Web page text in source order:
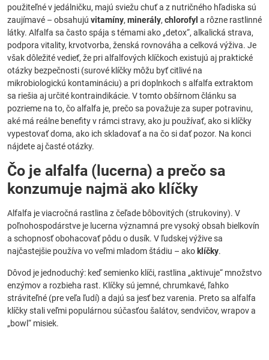
použiteľné v jedálničku, majú sviežu chuť a z nutričného hľadiska sú
zaujímavé – obsahujú vitamíny, minerály, chlorofyl a rôzne rastlinné
látky. Alfalfa sa často spája s témami ako „detox“, alkalická strava,
podpora vitality, krvotvorba, ženská rovnováha a celková výživa. Je
však dôležité vedieť, že pri alfalfových klíčkoch existujú aj praktické
otázky bezpečnosti (surové klíčky môžu byť citlivé na
mikrobiologickú kontamináciu) a pri doplnkoch s alfalfa extraktom
sa riešia aj určité kontraindikácie. V tomto obšírnom článku sa
pozrieme na to, čo alfalfa je, prečo sa považuje za super potravinu,
aké má reálne benefity v rámci stravy, ako ju používať, ako si klíčky
vypestovať doma, ako ich skladovať a na čo si dať pozor. Na konci
nájdete aj časté otázky.
Čo je alfalfa (lucerna) a prečo sa
konzumuje najmä ako klíčky
Alfalfa je viacročná rastlina z čeľade bôbovitých (strukoviny). V
poľnohospodárstve je lucerna významná pre vysoký obsah bielkovín
a schopnosť obohacovať pôdu o dusík. V ľudskej výžive sa
najčastejšie používa vo veľmi mladom štádiu – ako klíčky.
Dôvod je jednoduchý: keď semienko klíči, rastlina „aktivuje“ množstvo
enzýmov a rozbieha rast. Klíčky sú jemné, chrumkavé, ľahko
stráviteľné (pre veľa ľudí) a dajú sa jesť bez varenia. Preto sa alfalfa
klíčky stali veľmi populárnou súčasťou šalátov, sendvičov, wrapov a
„bowl“ misiek.